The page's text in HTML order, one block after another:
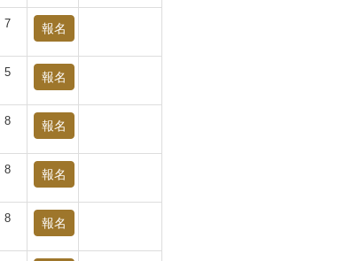
7 報名
5 報名
8 報名
8 報名
8 報名